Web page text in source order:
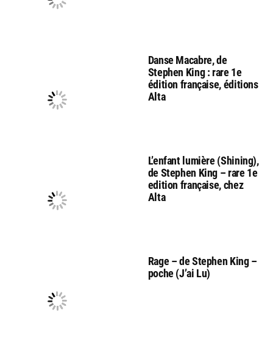
Danse Macabre, de
Stephen King : rare 1e
édition française, éditions
Alta
L’enfant lumière (Shining),
de Stephen King – rare 1e
edition française, chez
Alta
Rage – de Stephen King –
poche (J’ai Lu)